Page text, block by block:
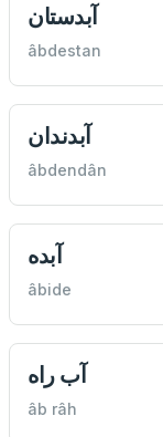
آبدستان
âbdestan
آبدندان
âbdendân
آبده
âbide
آب راه
âb râh